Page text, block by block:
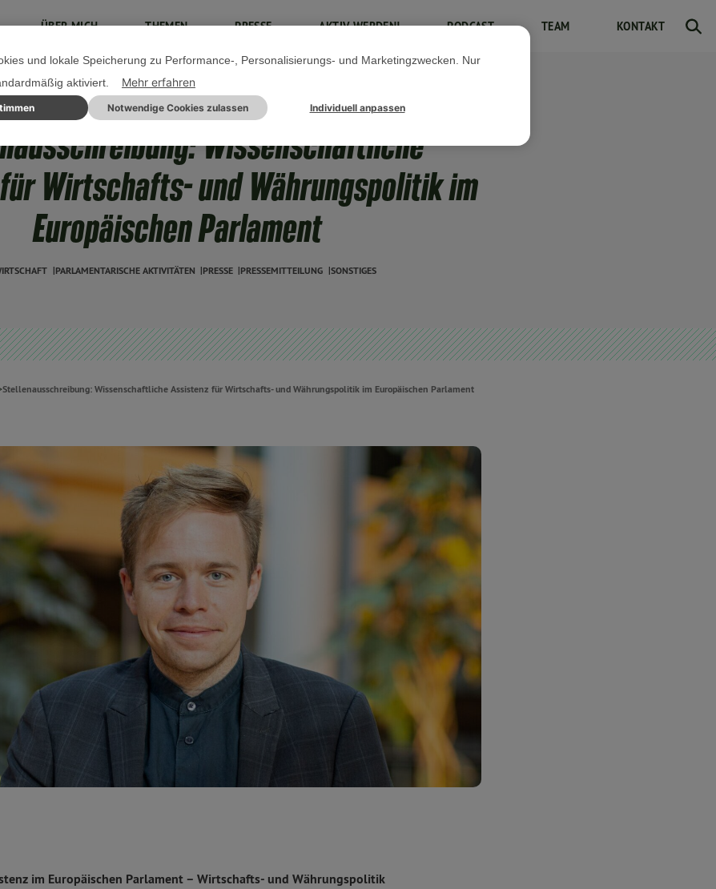
ÜBER MICH THEMEN PRESSE AKTIV WERDEN! PODCAST TEAM KONTAKT
11. NOVEMBER 2024
Wissenschaftliche
Wirtschafts- und Währungspolitik im
Europäischen Parlament
PARLAMENTARISCHE AKTIVITÄTEN PRESSE PRESSEMITTEILUNG SONSTIGES
Stellenausschreibung: Wissenschaftliche Assistenz für Wirtschafts- und Währungspolitik im Europäischen Parlament
im Europäischen Parlament – Wirtschafts- und Währungspolitik
und lokale Speicherung zu Performance-, Personalisierungs- und Marketingzwecken. Nur
aktiviert.
Mehr erfahren
Notwendige Cookies zulassen Individuell anpassen